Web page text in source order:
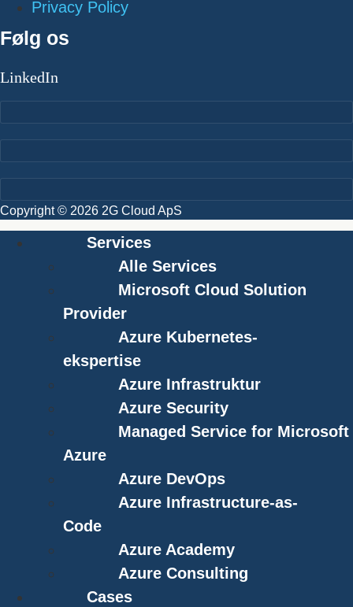
Privacy Policy
Følg os
LinkedIn
Copyright © 2026 2G Cloud ApS
Services
Alle Services
Microsoft Cloud Solution
Provider
Azure Kubernetes-
ekspertise
Azure Infrastruktur
Azure Security
Managed Service for Microsoft
Azure
Azure DevOps
Azure Infrastructure-as-
Code
Azure Academy
Azure Consulting
Cases